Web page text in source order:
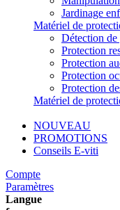
Jardinage
Matériel de
Détection de
Protection
Protection
Protection
Protection
Matériel de
NOUVEAU
PROMOTIONS
Conseils E-viti
Compte
Paramètres
Langue